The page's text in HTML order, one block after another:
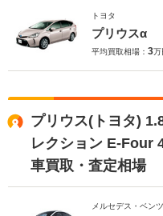
トヨタ
プリウスα
平均買取相場： 3万
プリウス(トヨタ)
レクション E-Four
車買取・査定相場
メルセデス・ベンツ